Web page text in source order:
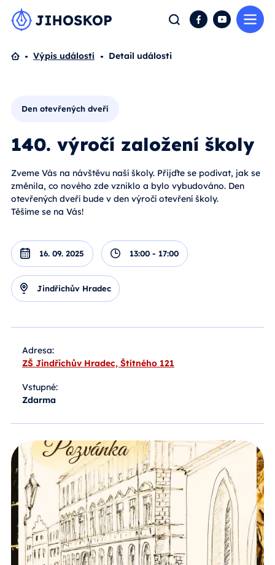
Hledat FacebookYouTube
Domů
Výpis událostí Detail události
Den otevřených dveří
140. výročí založení školy
Zveme Vás na návštěvu naší školy. Přijďte se podívat, jak se
změnila, co nového zde vzniklo a bylo vybudováno. Den
otevřených dveří bude v den výročí otevření školy.
Těšíme se na Vás!
16. 09. 2025 13:00 - 17:00
Jindřichův Hradec
Adresa:
ZŠ Jindřichův Hradec, Štítného 121
Vstupné:
Zdarma